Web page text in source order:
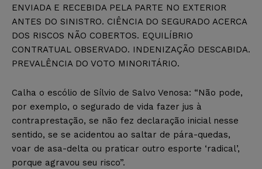
ENVIADA E RECEBIDA PELA PARTE NO EXTERIOR
ANTES DO SINISTRO. CIÊNCIA DO SEGURADO ACERCA
DOS RISCOS NÃO COBERTOS. EQUILÍBRIO
CONTRATUAL OBSERVADO. INDENIZAÇÃO DESCABIDA.
PREVALÊNCIA DO VOTO MINORITÁRIO.
Calha o escólio de Sílvio de Salvo Venosa: “Não pode,
por exemplo, o segurado de vida fazer jus à
contraprestação, se não fez declaração inicial nesse
sentido, se se acidentou ao saltar de pára-quedas,
voar de asa-delta ou praticar outro esporte ‘radical’,
porque agravou seu risco”.